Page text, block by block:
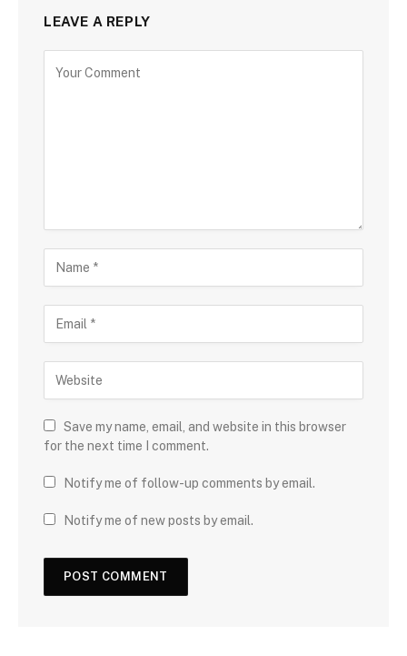
LEAVE A REPLY
Save my name, email, and website in this browser
for the next time I comment.
Notify me of follow-up comments by email.
Notify me of new posts by email.